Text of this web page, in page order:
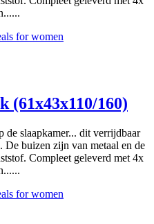
for women
(61x43x110/160)
slaapkamer... dit verrijdbaar
buizen zijn van metaal en de
Compleet geleverd met 4x
for women